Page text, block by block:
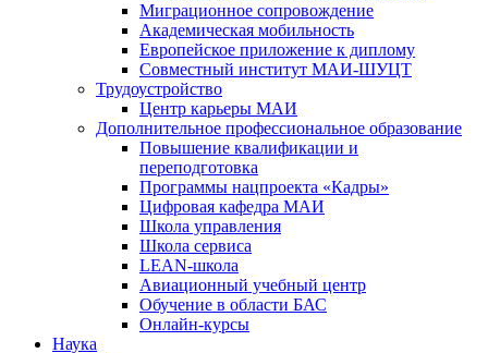
Миграционное сопровождение
Академическая мобильность
Европейское приложение к диплому
Совместный институт МАИ-ШУЦТ
Трудоустройство
Центр карьеры МАИ
Дополнительное профессиональное образование
Повышение квалификации и
переподготовка
Программы нацпроекта «Кадры»
Цифровая кафедра МАИ
Школа управления
Школа сервиса
LEAN-школа
Авиационный учебный центр
Обучение в области БАС
Онлайн-курсы
Наука